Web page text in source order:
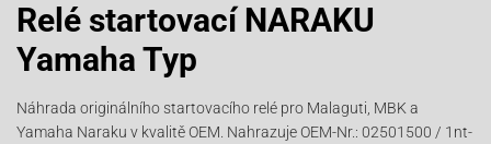
Relé startovací NARAKU
Yamaha Typ
Náhrada originálního startovacího relé pro Malaguti, MBK a
Yamaha Naraku v kvalitě OEM. Nahrazuje OEM-Nr.: 02501500 / 1nt-